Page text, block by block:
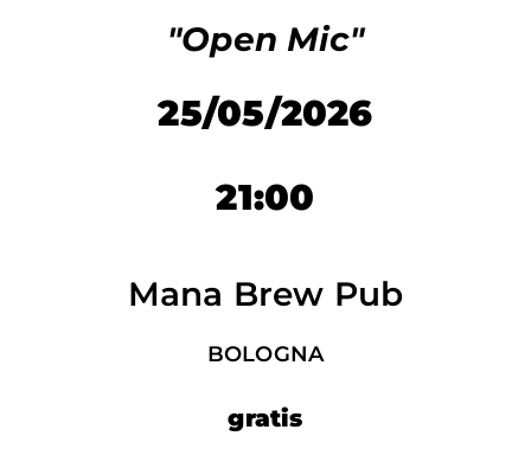
"Open Mic"
25/05/2026
21:00
Mana Brew Pub
BOLOGNA
gratis